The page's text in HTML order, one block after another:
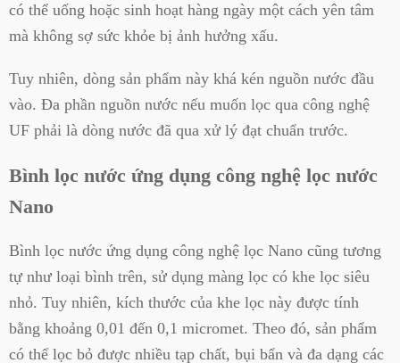
có thể uống hoặc sinh hoạt hàng ngày một cách yên tâm
mà không sợ sức khỏe bị ảnh hưởng xấu.
Tuy nhiên, dòng sản phẩm này khá kén nguồn nước đầu
vào. Đa phần nguồn nước nếu muốn lọc qua công nghệ
UF phải là dòng nước đã qua xử lý đạt chuẩn trước.
Bình lọc nước ứng dụng công nghệ lọc nước
Nano
Bình lọc nước ứng dụng công nghệ lọc Nano cũng tương
tự như loại bình trên, sử dụng màng lọc có khe lọc siêu
nhỏ. Tuy nhiên, kích thước của khe lọc này được tính
bằng khoảng 0,01 đến 0,1 micromet. Theo đó, sản phẩm
có thể lọc bỏ được nhiều tạp chất, bụi bẩn và đa dạng các